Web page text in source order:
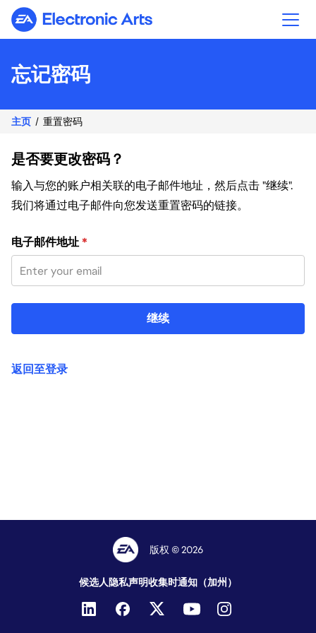
Electronic Arts
忘记密码
主页 重置密码
是否要更改密码？
输入与您的账户相关联的电子邮件地址，然后点击 "继续".
我们将通过电子邮件向您发送重置密码的链接。
使用您的电子邮件重置密码
电子邮件地址*
继续
返回至登录
版权 © 2026
候选人隐私声明收集时通知（加州）